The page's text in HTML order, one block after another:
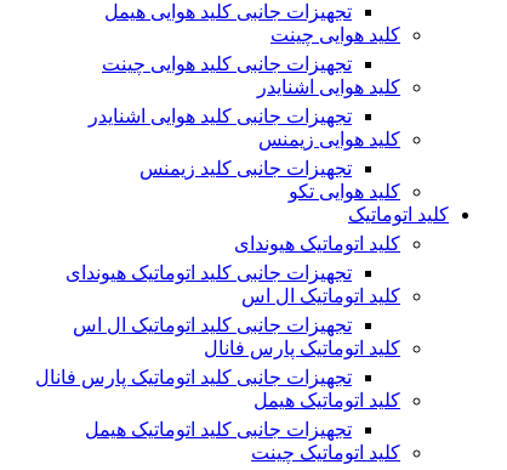
تجهیزات جانبی کلید هوایی هیمل
کلید هوایی چینت
تجهیزات جانبی کلید هوایی چینت
کلید هوایی اشنایدر
تجهیزات جانبی کلید هوایی اشنایدر
کلید هوایی زیمنس
تجهیزات جانبی کلید زیمنس
کلید هوایی تکو
کلید اتوماتیک
کلید اتوماتیک هیوندای
تجهیزات جانبی کلید اتوماتیک هیوندای
کلید اتوماتیک ال اس
تجهیزات جانبی کلید اتوماتیک ال اس
کلید اتوماتیک پارس فانال
تجهیزات جانبی کلید اتوماتیک پارس فانال
کلید اتوماتیک هیمل
تجهیزات جانبی کلید اتوماتیک هیمل
کلید اتوماتیک چینت